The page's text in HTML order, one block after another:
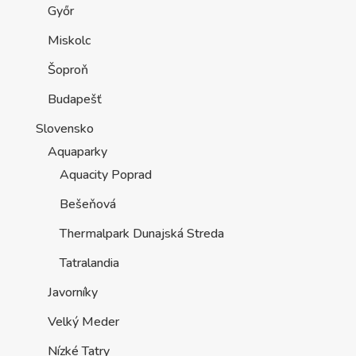
Győr
Miskolc
Šoproň
Budapešť
Slovensko
Aquaparky
Aquacity Poprad
Bešeňová
Thermalpark Dunajská Streda
Tatralandia
Javorníky
Velký Meder
Nízké Tatry